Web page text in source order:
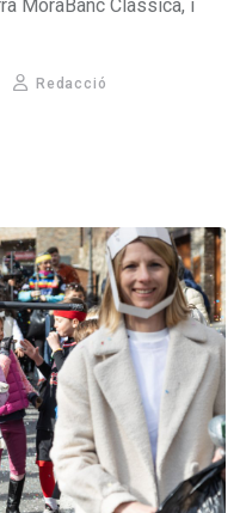
MoraBanc Clàssica, i
Redacció